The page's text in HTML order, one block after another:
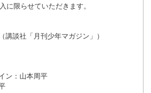
に限らせていただきます。
講談社「月刊少年マガジン」）
ン：山本周平